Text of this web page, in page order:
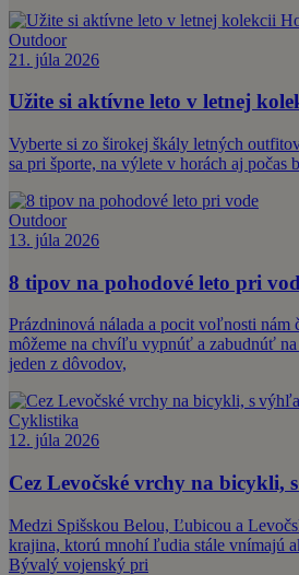
Outdoor
21. júla 2026
Užite si aktívne leto v letnej
Vyberte si zo širokej škály letných
sa pri športe, na výlete v horách aj počas
Outdoor
13. júla 2026
8 tipov na pohodové leto pri
Prázdninová nálada a pocit voľnosti nám
môžeme na chvíľu vypnúť a zabudnúť
jeden z dôvodov,
Cyklistika
12. júla 2026
Cez Levočské vrchy na bicykli,
Medzi Spišskou Belou, Ľubicou a
krajina, ktorú mnohí ľudia stále vnímajú
Bývalý vojenský pri